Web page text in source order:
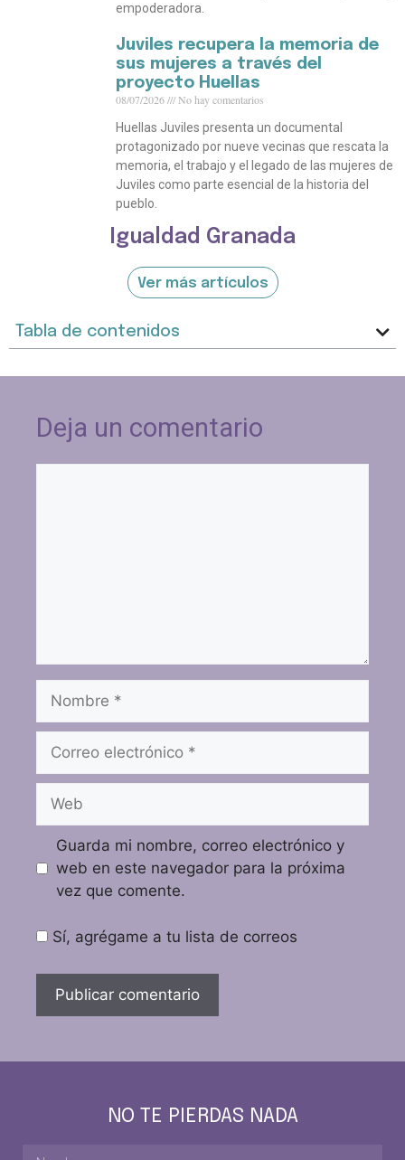
Igualdad Granada
Ver más artículos
Tabla de contenidos
empoderadora.
Juviles recupera la memoria de
sus mujeres a través del
proyecto Huellas
08/07/2026
No hay comentarios
Huellas Juviles presenta un documental
protagonizado por nueve vecinas que rescata la
memoria, el trabajo y el legado de las mujeres de
Juviles como parte esencial de la historia del
pueblo.
Deja un comentario
Guarda mi nombre, correo electrónico y
web en este navegador para la próxima
vez que comente.
Sí, agrégame a tu lista de correos
NO TE PIERDAS NADA